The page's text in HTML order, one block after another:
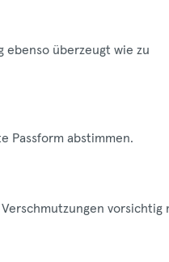
ebenso überzeugt wie zu
Passform abstimmen.
vorsichtig